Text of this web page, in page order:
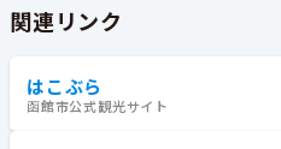
関連リンク
はこぶら
函館市公式観光サイト